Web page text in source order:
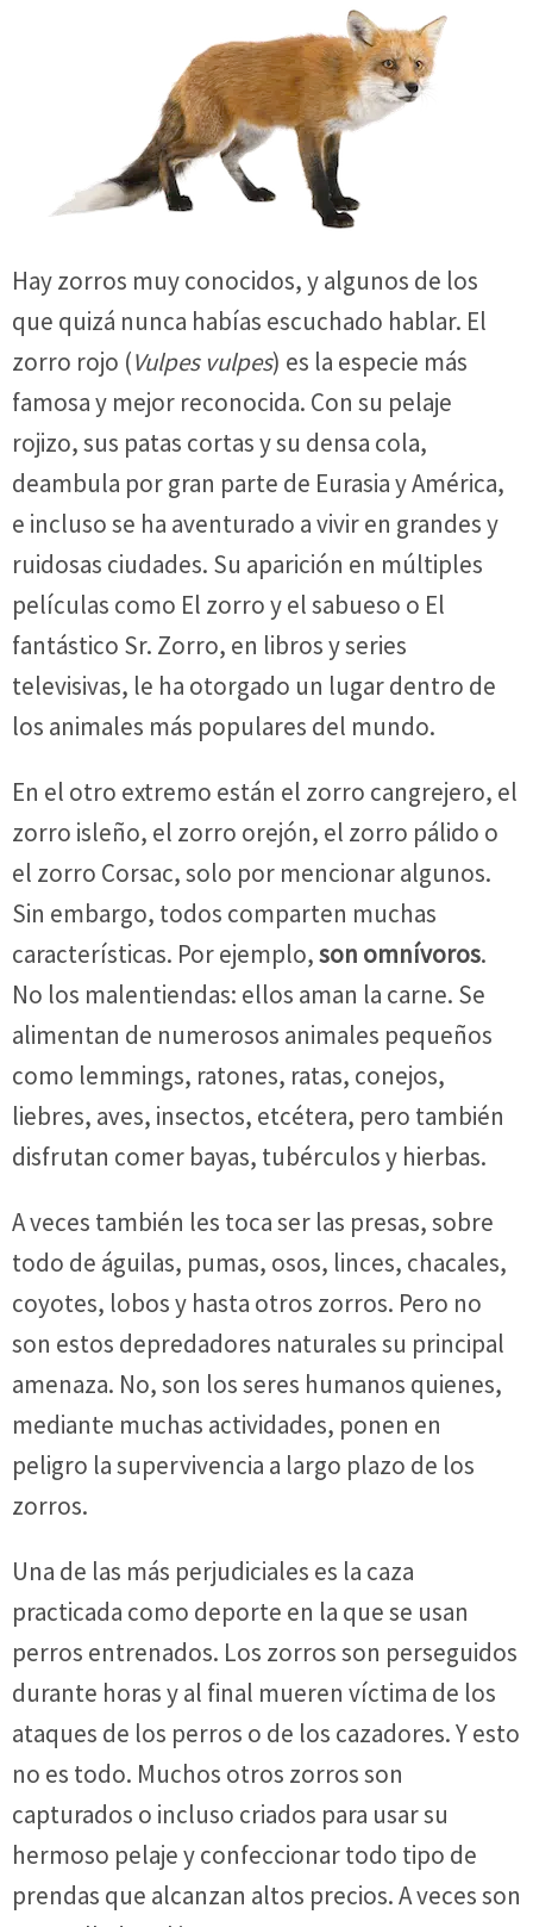
Hay zorros muy conocidos, y algunos de los
que quizá nunca habías escuchado hablar. El
zorro rojo (Vulpes vulpes) es la especie más
famosa y mejor reconocida. Con su pelaje
rojizo, sus patas cortas y su densa cola,
deambula por gran parte de Eurasia y América,
e incluso se ha aventurado a vivir en grandes y
ruidosas ciudades. Su aparición en múltiples
películas como El zorro y el sabueso o El
fantástico Sr. Zorro, en libros y series
televisivas, le ha otorgado un lugar dentro de
los animales más populares del mundo.
En el otro extremo están el zorro cangrejero, el
zorro isleño, el zorro orejón, el zorro pálido o
el zorro Corsac, solo por mencionar algunos.
Sin embargo, todos comparten muchas
características. Por ejemplo,son omnívoros.
No los malentiendas: ellos aman la carne. Se
alimentan de numerosos animales pequeños
como lemmings, ratones, ratas, conejos,
liebres, aves, insectos, etcétera, pero también
disfrutan comer bayas, tubérculos y hierbas.
A veces también les toca ser las presas, sobre
todo de águilas, pumas, osos, linces, chacales,
coyotes, lobos y hasta otros zorros. Pero no
son estos depredadores naturales su principal
amenaza. No, son los seres humanos quienes,
mediante muchas actividades, ponen en
peligro la supervivencia a largo plazo de los
zorros.
Una de las más perjudiciales es la caza
practicada como deporte en la que se usan
perros entrenados. Los zorros son perseguidos
durante horas y al final mueren víctima de los
ataques de los perros o de los cazadores. Y esto
no es todo. Muchos otros zorros son
capturados o incluso criados para usar su
hermoso pelaje y confeccionar todo tipo de
prendas que alcanzan altos precios. A veces son